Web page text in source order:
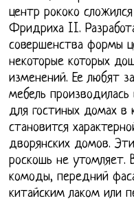
центр рококо
Фридриха II.
совершенства формы
некоторые которых
изменений. Ее любят
мебель
для гостиных домах в
становится
дворянских домов.
роскошь не утомляет.
комоды, передний
китайским лаком или